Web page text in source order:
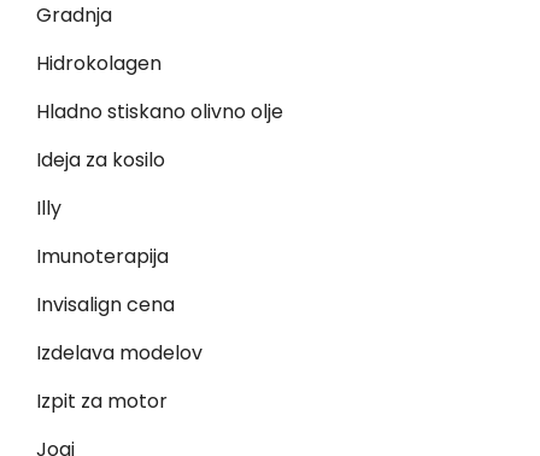
Gradnja
Hidrokolagen
Hladno stiskano olivno olje
Ideja za kosilo
Illy
Imunoterapija
Invisalign cena
Izdelava modelov
Izpit za motor
Jogi